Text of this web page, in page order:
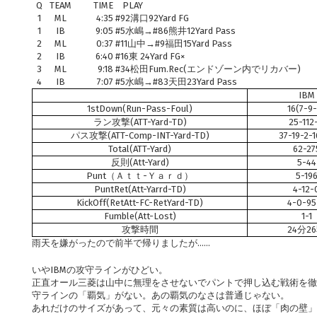
Q
TEAM TIME PLAY
1
ML 4:35 #92溝口92Yard FG
1
IB 9:05 #5水嶋→#86熊井12Yard Pass
2
ML 0:37 #11山中→#9福田15Yard Pass
2
IB 6:40 #16東 24Yard FG×
3
ML 9:18 #34松田Fum.Rec(エンドゾーン内でリカバー)
4
IB 7:07 #5水嶋→#83天田23Yard Pass
IBM
1stDown(Run-Pass-Foul)
16(7-
ラン攻撃(ATT-Yard-TD)
25-
パス攻撃(ATT-Comp-INT-Yard-TD)
37-19-2-
Total(ATT-Yard)
62-
反則(Att-Yard)
5-44
Punt（Ａｔｔ-Ｙａｒｄ）
5-196
PuntRet(Att-Yarrd-TD)
4-12-
KickOff(RetAtt-FC-RetYard-TD)
4-0-
Fumble(Att-Lost)
1-1
攻撃時間
24分
雨天を嫌がったので前半で帰りましたが……
いやIBMの攻守ラインがひどい。
正直オール三菱は山中に無理をさせないでパントで押し込む戦術を
守ラインの「覇気」がない。あの覇気のなさは普通じゃない。
あれだけのサイズがあって、元々の素質は高いのに、ほぼ「肉の壁